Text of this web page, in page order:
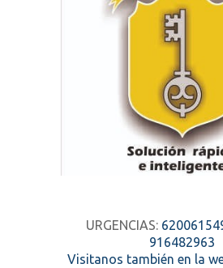
URGENCIAS:
916482963
Visitanos también en la